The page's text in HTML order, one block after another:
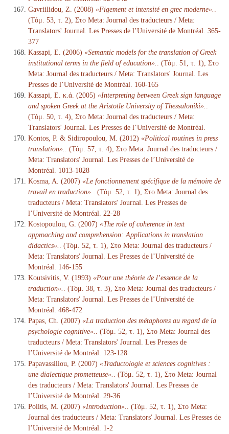
Gavriilidou, Z. (2008) «Figement et intensité en grec moderne».
(Τόμ. 53, τ. 2), Στο Meta: Journal des traducteurs / Meta:
Translators' Journal. Les Presses de l’Université de Montréal. 365-
377
Kassapi, E. (2006) «Semantic models for the translation of Greek
institutional terms in the field of education».
. (Τόμ. 51, τ. 1), Στο
Meta: Journal des traducteurs / Meta: Translators' Journal. Les
Presses de l’Université de Montréal. 160-165
Kassapi, E. κ.ά. (2005) «Interpreting between Greek sign language
and spoken Greek at the Aristotle University of Thessaloniki».
(Τόμ. 50, τ. 4), Στο Meta: Journal des traducteurs / Meta:
Translators' Journal. Les Presses de l’Université de Montréal.
Kontos, P. & Sidiropoulou, M. (2012) «Political routines in press
translation».
. (Τόμ. 57, τ. 4), Στο Meta: Journal des traducteurs /
Meta: Translators' Journal. Les Presses de l’Université de
Montréal. 1013-1028
Kosma, A. (2007) «Le fonctionnement spécifique de la mémoire de
travail en traduction».
. (Τόμ. 52, τ. 1), Στο Meta: Journal des
traducteurs / Meta: Translators' Journal. Les Presses de
l’Université de Montréal. 22-28
Kostopoulou, G. (2007) «The role of coherence in text
approaching and comprehension: Applications in translation
didactics».
. (Τόμ. 52, τ. 1), Στο Meta: Journal des traducteurs /
Meta: Translators' Journal. Les Presses de l’Université de
Montréal. 146-155
Koutsivitis, V. (1993) «Pour une théorie de l’essence de la
traduction».
. (Τόμ. 38, τ. 3), Στο Meta: Journal des traducteurs /
Meta: Translators' Journal. Les Presses de l’Université de
Montréal. 468-472
Papas, Ch. (2007) «La traduction des métaphores au regard de la
psychologie cognitive».
. (Τόμ. 52, τ. 1), Στο Meta: Journal des
traducteurs / Meta: Translators' Journal. Les Presses de
l’Université de Montréal. 123-128
Papavassiliou, P. (2007) «Traductologie et sciences cognitives :
une dialectique prometteuse».
. (Τόμ. 52, τ. 1), Στο Meta: Journal
des traducteurs / Meta: Translators' Journal. Les Presses de
l’Université de Montréal. 29-36
Politis, M. (2007) «Introduction».
. (Τόμ. 52, τ. 1), Στο Meta:
Journal des traducteurs / Meta: Translators' Journal. Les Presses de
l’Université de Montréal. 1-2